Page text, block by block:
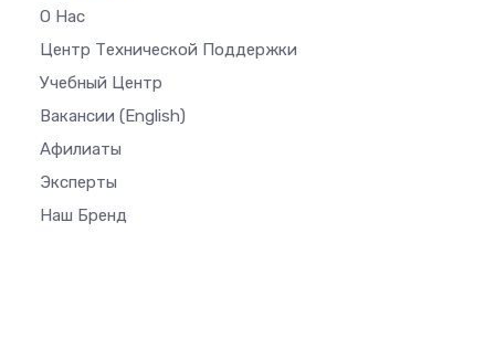
О Нас
Центр Технической Поддержки
Учебный Центр
Вакансии (English)
Афилиаты
Эксперты
Наш Бренд